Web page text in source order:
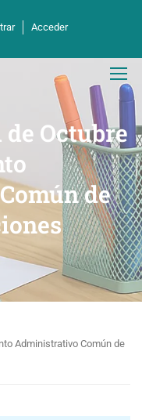
Acceder
de Octubre
de
Administrativo Común de